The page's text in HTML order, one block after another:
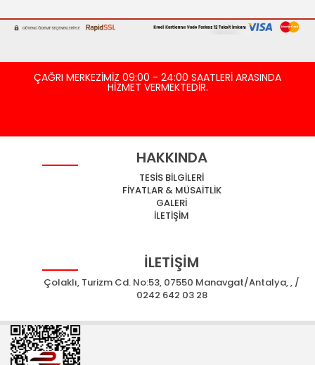
ÇAĞRI MERKEZİMİZ 09:00 - 24:00 SAATLERİ ARASINDA
HİZMET VERMEKTEDİR.
HAKKINDA
TESİS BİLGİLERİ
FİYATLAR & MÜSAİTLİK
GALERİ
İLETİŞİM
İLETİŞİM
Çolaklı, Turizm Cd. No:53, 07550 Manavgat/Antalya, , /
0242 642 03 28